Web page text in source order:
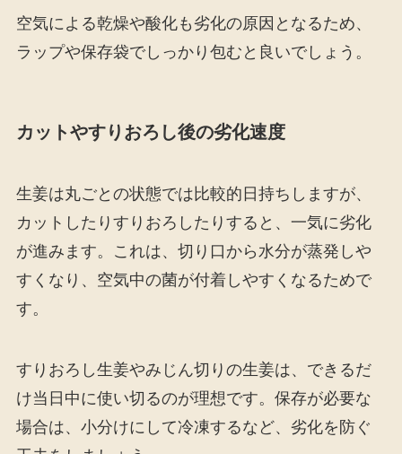
空気による乾燥や酸化も劣化の原因となるため、
ラップや保存袋でしっかり包むと良いでしょう。
カットやすりおろし後の劣化速度
生姜は丸ごとの状態では比較的日持ちしますが、
カットしたりすりおろしたりすると、一気に劣化
が進みます。これは、切り口から水分が蒸発しや
すくなり、空気中の菌が付着しやすくなるためで
す。
すりおろし生姜やみじん切りの生姜は、できるだ
け当日中に使い切るのが理想です。保存が必要な
場合は、小分けにして冷凍するなど、劣化を防ぐ